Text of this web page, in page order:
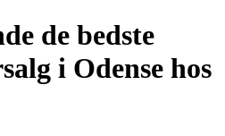
de bedste
i Odense hos